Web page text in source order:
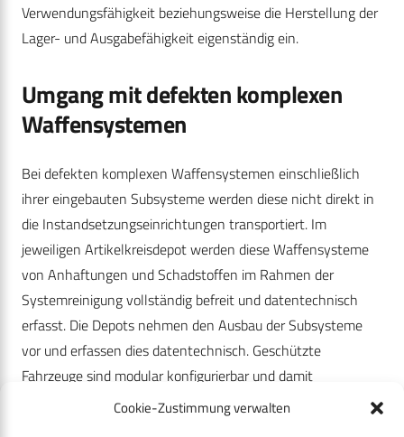
Cookie-Zustimmung verwalten
Verwendungsfähigkeit beziehungsweise die Herstellung der
Lager- und Ausgabefähigkeit eigenständig ein.
Umgang mit defekten komplexen
Waffensystemen
Bei defekten komplexen Waffensystemen einschließlich
ihrer eingebauten Subsysteme werden diese nicht direkt in
die Instandsetzungseinrichtungen transportiert. Im
jeweiligen Artikelkreisdepot werden diese Waffensysteme
von Anhaftungen und Schadstoffen im Rahmen der
Systemreinigung vollständig befreit und datentechnisch
erfasst. Die Depots nehmen den Ausbau der Subsysteme
vor und erfassen dies datentechnisch. Geschützte
Fahrzeuge sind modular konfigurierbar und damit
unterschiedlich ausgestattet. Die ausgebauten Subsysteme